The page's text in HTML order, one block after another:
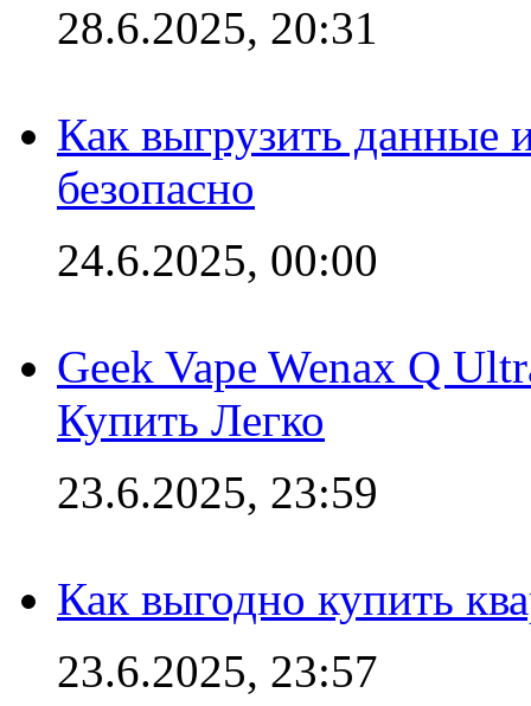
28.6.2025, 20:31
Как выгрузить данные
безопасно
24.6.2025, 00:00
Geek Vape Wenax Q
Купить Легко
23.6.2025, 23:59
Как выгодно купить
23.6.2025, 23:57